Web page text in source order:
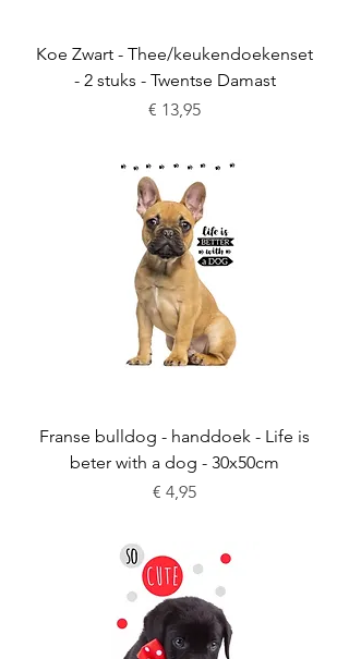
Koe Zwart - Thee/keukendoekenset
- 2 stuks - Twentse Damast
Prijs
€ 13,95
Franse bulldog - handdoek - Life is
beter with a dog - 30x50cm
Prijs
€ 4,95